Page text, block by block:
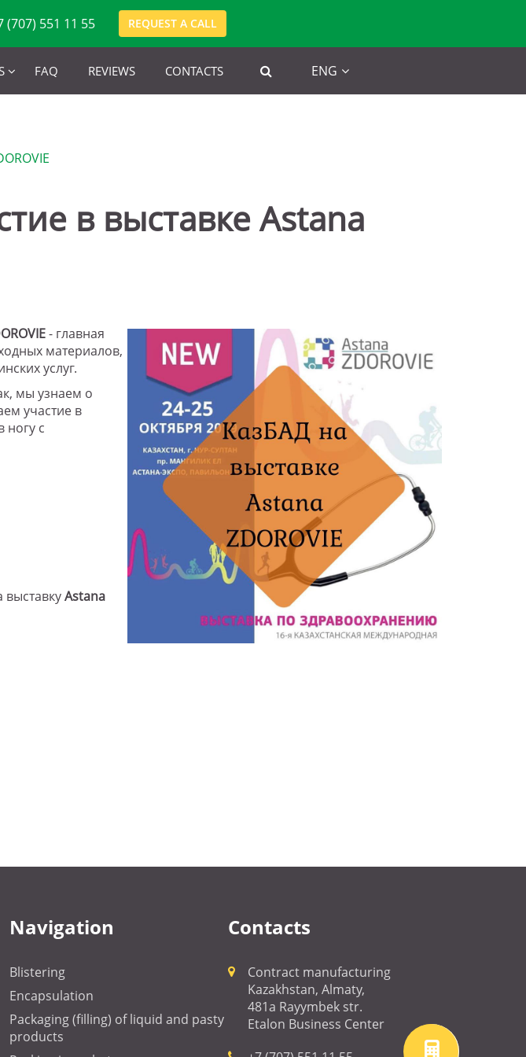
(707) 551 11 55 REQUEST A CALL
FAQ REVIEWS CONTACTS ENG
в выставке Astana
- главная
материалов,
услуг.
мы узнаем о
участие в
с
выставкуAstana
Navigation
Blistering
Encapsulation
Packaging (filling) of liquid and pasty
products
Contacts
Contract manufacturing
Kazakhstan, Almaty,
481a Rayymbek str.
Etalon Business Center